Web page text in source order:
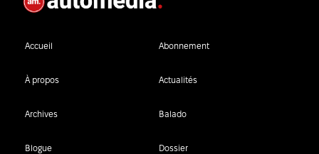
Accueil Abonnement
À propos Actualités
Archives Balado
Blogue Dossier